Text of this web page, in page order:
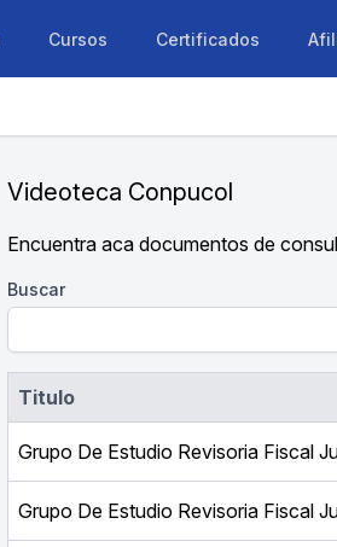
Cursos Certificados
Videoteca Conpucol
Encuentra aca documentos de
Buscar
Titulo
Grupo De Estudio Revisoria Fiscal
Grupo De Estudio Revisoria Fiscal